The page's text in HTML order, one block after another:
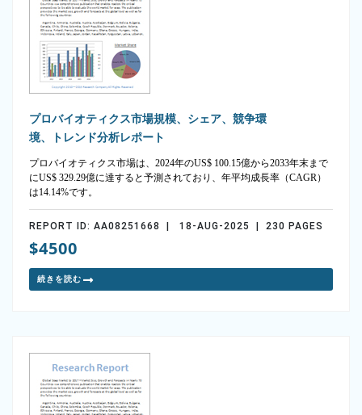
プロバイオティクス市場規模、シェア、競争環
境、トレンド分析レポート
プロバイオティクス市場は、2024年のUS$ 100.15億から2033年末まで
にUS$ 329.29億に達すると予測されており、年平均成長率（CAGR）
は14.14%です。
REPORT ID: AA08251668 | 18-AUG-2025 | 230 PAGES
$4500
続きを読む